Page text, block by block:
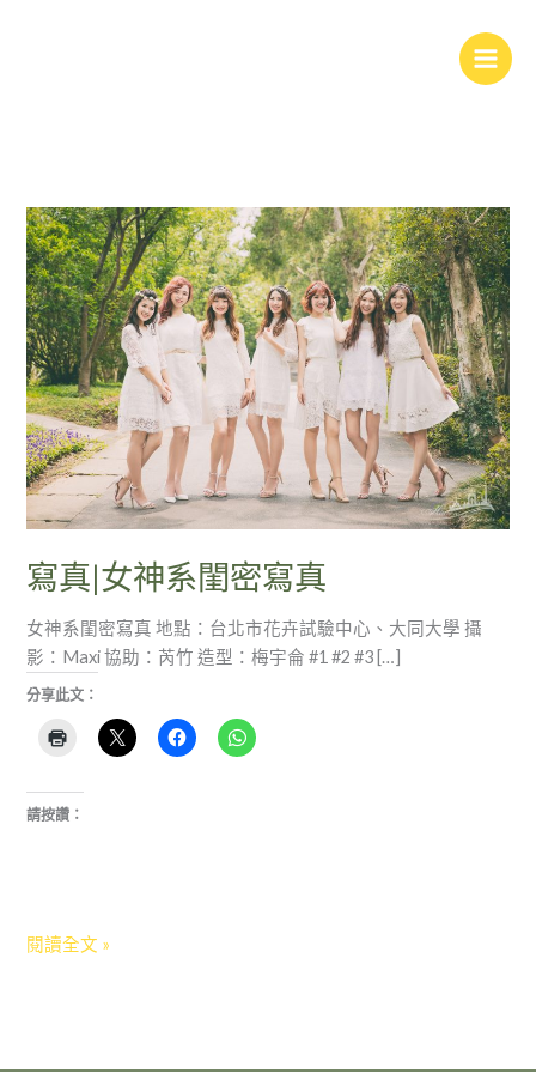
寫真|女神系閨密寫真
女神系閨密寫真 地點：台北市花卉試驗中心、大同大學 攝
影：Maxi 協助：芮竹 造型：梅宇侖 #1 #2 #3 […]
分享此文：
請按讚：
寫
真|
女
神
系
閨
密
寫
真
閱讀全文 »